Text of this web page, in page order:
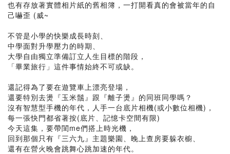
也有存放著實體相片紙的舊相簿，一打開看真的會被當年的自
己嚇歪 (威~
不管是小學的快樂成長時刻、
中學面對升學壓力的時期、
大學自由獨立準備訂立人生目標的階段，
「畢業旅行」這件事情始終不可或缺。
還記得為了要在遊覽車上漂亮登場，
還要特別去燙『玉米鬚』跟『離子燙』的同班同學嗎？
沒有智慧型手機的年代，人手一台底片相機(或小數位相機)，
每一張快門都省著按(底片、記憶卡空間有限)
今天這集，要帶閨me們搭上時光機，
回到那個只有『三六九』主題樂園、晚上查房要躲衣櫥、
還有在營火晚會跳舞心跳加速的年代。